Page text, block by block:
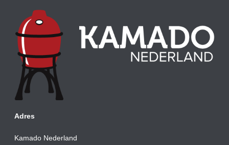
Adres
Kamado Nederland